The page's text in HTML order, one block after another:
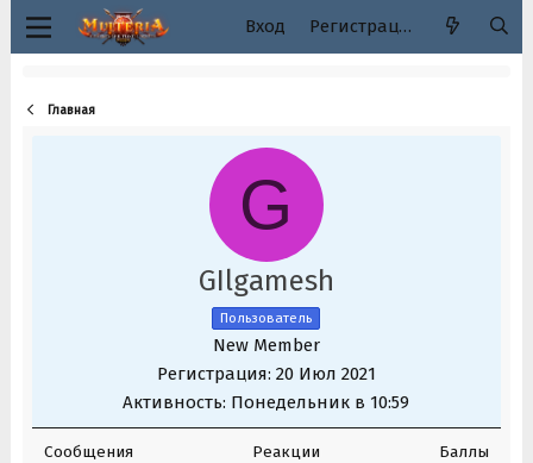
Вход Регистрация
Главная
G
GIlgamesh
Пользователь
New Member
Регистрация 20 Июл 2021
Активность Понедельник в 10:59
Сообщения Реакции Баллы